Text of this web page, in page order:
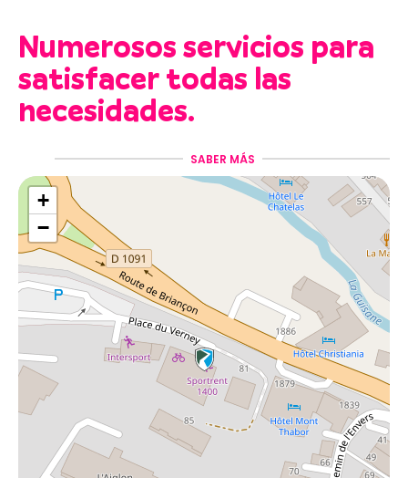
Numerosos servicios para
satisfacer todas las
necesidades.
Sport Rent Villeneuvese compromete a ofrecerte una
amplia selección de
equipos de esquí y snowboard de
última generación y de alta calidadde marcas
asociadas de prestigio. Con nuestro
asesoramiento
personalizado, te ofrecemos el equipo que mejor se
adapta a tu nivel de esquí, desde principiante hasta
experto.
Para su comodidad, las botas de esquí de alquiler se
desinfectan y secansistemáticamente, y el equipose
afila y encera después de cada salida semanal.
Con nosotros, también podrás descubrirel fat biking
(bicicleta de montaña con neumáticos anchos para
circular en la nieve) o el snow scooter(moto de nieve),
¡ya sea alquilando una bicicleta o participando en
excursiones organizadas con un instructor!
SABER MÁS
+
−